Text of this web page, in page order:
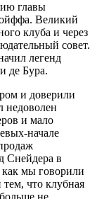
главы
Великий
клуба и через
совет.
легенд
де Бура.
и доверили
недоволен
и мало
начале
Снейдера в
мы говорили
что клубная